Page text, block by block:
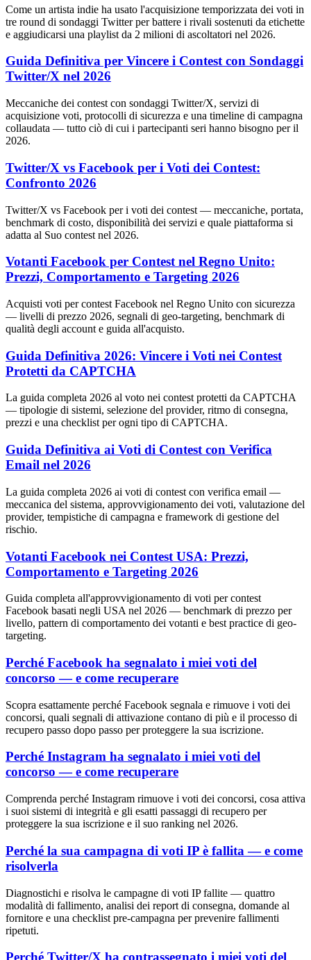
Come un artista indie ha usato l'acquisizione temporizzata dei voti in
tre round di sondaggi Twitter per battere i rivali sostenuti da etichette
e aggiudicarsi una playlist da 2 milioni di ascoltatori nel 2026.
Guida Definitiva per Vincere i Contest con Sondaggi
Twitter/X nel 2026
Meccaniche dei contest con sondaggi Twitter/X, servizi di
acquisizione voti, protocolli di sicurezza e una timeline di campagna
collaudata — tutto ciò di cui i partecipanti seri hanno bisogno per il
2026.
Twitter/X vs Facebook per i Voti dei Contest:
Confronto 2026
Twitter/X vs Facebook per i voti dei contest — meccaniche, portata,
benchmark di costo, disponibilità dei servizi e quale piattaforma si
adatta al Suo contest nel 2026.
Votanti Facebook per Contest nel Regno Unito:
Prezzi, Comportamento e Targeting 2026
Acquisti voti per contest Facebook nel Regno Unito con sicurezza
— livelli di prezzo 2026, segnali di geo-targeting, benchmark di
qualità degli account e guida all'acquisto.
Guida Definitiva 2026: Vincere i Voti nei Contest
Protetti da CAPTCHA
La guida completa 2026 al voto nei contest protetti da CAPTCHA
— tipologie di sistemi, selezione del provider, ritmo di consegna,
prezzi e una checklist per ogni tipo di CAPTCHA.
Guida Definitiva ai Voti di Contest con Verifica
Email nel 2026
La guida completa 2026 ai voti di contest con verifica email —
meccanica del sistema, approvvigionamento dei voti, valutazione del
provider, tempistiche di campagna e framework di gestione del
rischio.
Votanti Facebook nei Contest USA: Prezzi,
Comportamento e Targeting 2026
Guida completa all'approvvigionamento di voti per contest
Facebook basati negli USA nel 2026 — benchmark di prezzo per
livello, pattern di comportamento dei votanti e best practice di geo-
targeting.
Perché Facebook ha segnalato i miei voti del
concorso — e come recuperare
Scopra esattamente perché Facebook segnala e rimuove i voti dei
concorsi, quali segnali di attivazione contano di più e il processo di
recupero passo dopo passo per proteggere la sua iscrizione.
Perché Instagram ha segnalato i miei voti del
concorso — e come recuperare
Comprenda perché Instagram rimuove i voti dei concorsi, cosa attiva
i suoi sistemi di integrità e gli esatti passaggi di recupero per
proteggere la sua iscrizione e il suo ranking nel 2026.
Perché la sua campagna di voti IP è fallita — e come
risolverla
Diagnostichi e risolva le campagne di voti IP fallite — quattro
modalità di fallimento, analisi dei report di consegna, domande al
fornitore e una checklist pre-campagna per prevenire fallimenti
ripetuti.